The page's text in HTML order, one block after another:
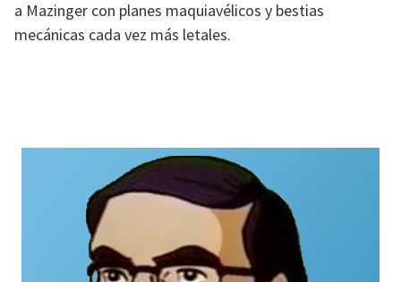
a Mazinger con planes maquiavélicos y bestias
mecánicas cada vez más letales.